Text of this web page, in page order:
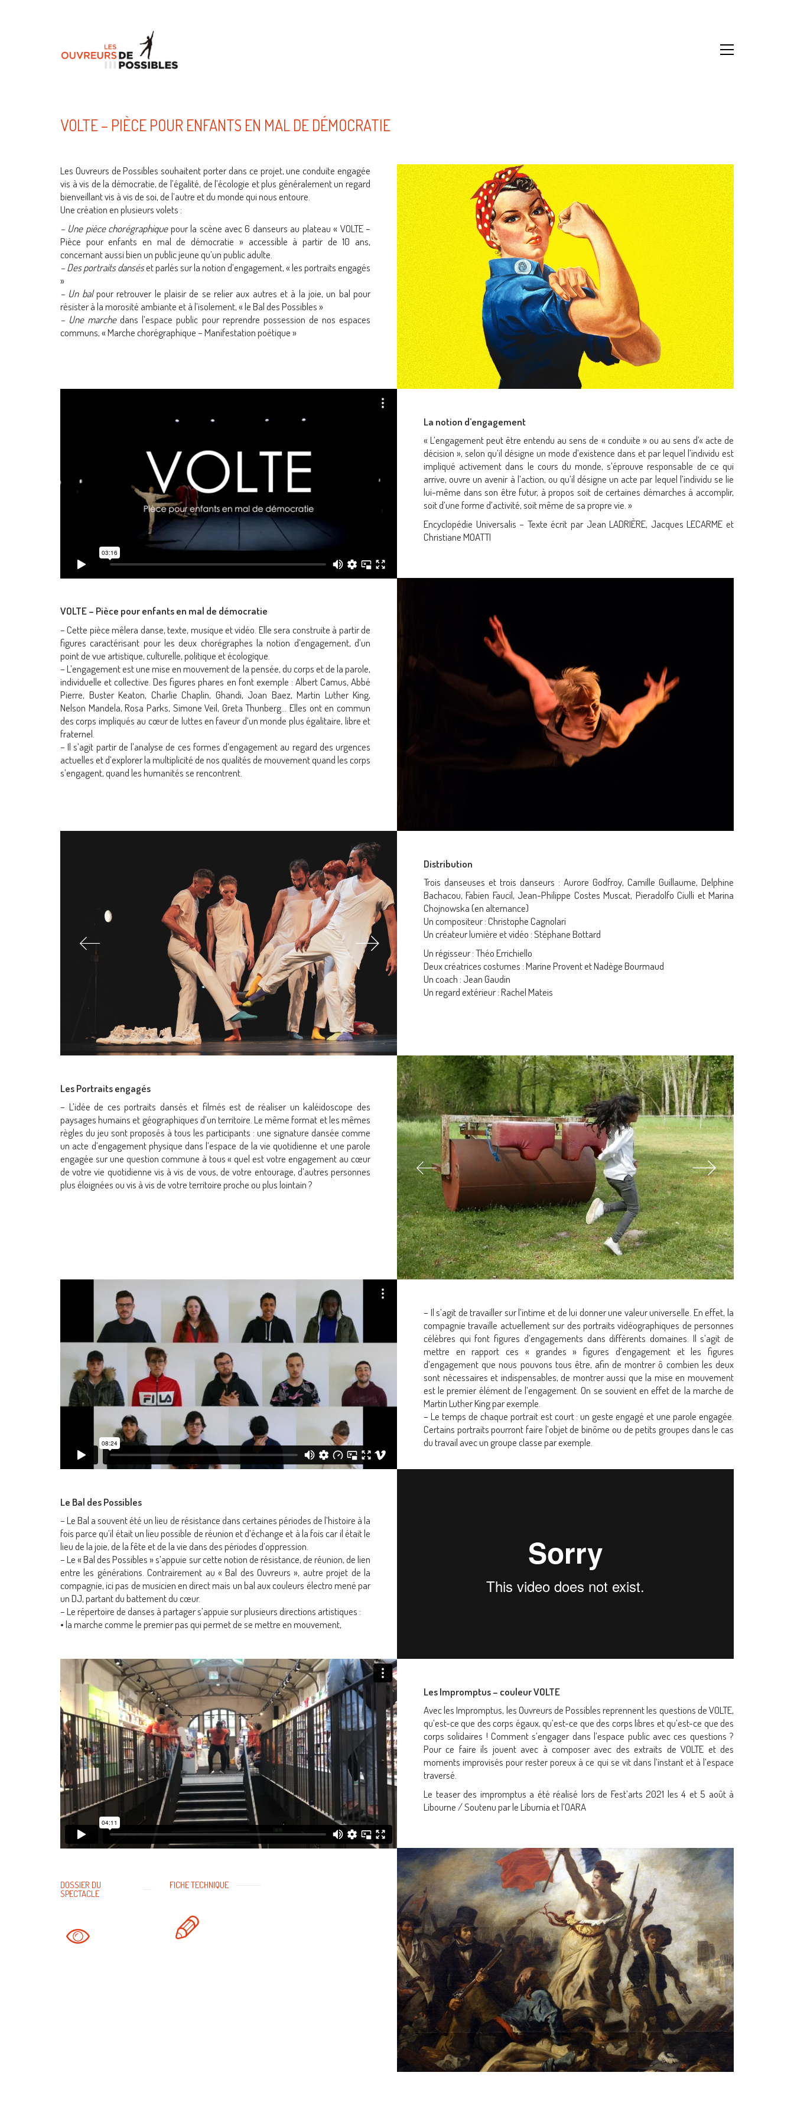
VOLTE – PIÈCE POUR ENFANTS EN MAL DE DÉMOCRATIE
Les Ouvreurs de Possibles souhaitent porter dans ce projet, une conduite engagée
vis à vis de la démocratie, de l’égalité, de l’écologie et plus généralement un regard
bienveillant vis à vis de soi, de l’autre et du monde qui nous entoure.
Une création en plusieurs volets :
– Une pièce chorégraphiquepour la scène avec 6 danseurs au plateau « VOLTE –
Pièce pour enfants en mal de démocratie » accessible à partir de 10 ans,
concernant aussi bien un public jeune qu’un public adulte.
– Des portraits danséset parlés sur la notion d’engagement, « les portraits engagés
»
– Un balpour retrouver le plaisir de se relier aux autres et à la joie, un bal pour
résister à la morosité ambiante et à l’isolement, « le Bal des Possibles »
– Une marchedans l’espace public pour reprendre possession de nos espaces
communs, « Marche chorégraphique – Manifestation poétique »
La notion d’engagement
« L’engagement peut être entendu au sens de « conduite » ou au sens d’« acte de
décision », selon qu’il désigne un mode d’existence dans et par lequel l’individu est
impliqué activement dans le cours du monde, s’éprouve responsable de ce qui
arrive, ouvre un avenir à l’action, ou qu’il désigne un acte par lequel l’individu se lie
lui-même dans son être futur, à propos soit de certaines démarches à accomplir,
soit d’une forme d’activité, soit même de sa propre vie. »
Encyclopédie Universalis – Texte écrit par Jean LADRIÈRE, Jacques LECARME et
Christiane MOATTI
VOLTE – Pièce pour enfants en mal de démocratie
– Cette pièce mêlera danse, texte, musique et vidéo. Elle sera construite à partir de
figures caractérisant pour les deux chorégraphes la notion d’engagement, d’un
point de vue artistique, culturelle, politique et écologique.
– L’engagement est une mise en mouvement de la pensée, du corps et de la parole,
individuelle et collective. Des figures phares en font exemple : Albert Camus, Abbé
Pierre, Buster Keaton, Charlie Chaplin, Ghandi, Joan Baez, Martin Luther King,
Nelson Mandela, Rosa Parks, Simone Veil, Greta Thunberg… Elles ont en commun
des corps impliqués au cœur de luttes en faveur d’un monde plus égalitaire, libre et
fraternel.
– Il s’agit partir de l’analyse de ces formes d’engagement au regard des urgences
actuelles et d’explorer la multiplicité de nos qualités de mouvement quand les corps
s’engagent, quand les humanités se rencontrent.
Distribution
Trois danseuses et trois danseurs : Aurore Godfroy, Camille Guillaume, Delphine
Bachacou, Fabien Faucil, Jean-Philippe Costes Muscat, Pieradolfo Ciulli et Marina
Chojnowska (en alternance)
Un compositeur : Christophe Cagnolari
Un créateur lumière et vidéo : Stéphane Bottard
Un régisseur : Théo Errichiello
Deux créatrices costumes : Marine Provent et Nadège Bourmaud
Un coach : Jean Gaudin
Un regard extérieur : Rachel Mateis
Les Portraits engagés
– L’idée de ces portraits dansés et filmés est de réaliser un kaléidoscope des
paysages humains et géographiques d’un territoire. Le même format et les mêmes
règles du jeu sont proposés à tous les participants : une signature dansée comme
un acte d’engagement physique dans l’espace de la vie quotidienne et une parole
engagée sur une question commune à tous « quel est votre engagement au cœur
de votre vie quotidienne vis à vis de vous, de votre entourage, d’autres personnes
plus éloignées ou vis à vis de votre territoire proche ou plus lointain ?
– Il s’agit de travailler sur l’intime et de lui donner une valeur universelle. En effet, la
compagnie travaille actuellement sur des portraits vidéographiques de personnes
célèbres qui font figures d’engagements dans différents domaines. Il s’agit de
mettre en rapport ces « grandes » figures d’engagement et les figures
d’engagement que nous pouvons tous être, afin de montrer ô combien les deux
sont nécessaires et indispensables, de montrer aussi que la mise en mouvement
est le premier élément de l’engagement. On se souvient en effet de la marche de
Martin Luther King par exemple.
– Le temps de chaque portrait est court : un geste engagé et une parole engagée.
Certains portraits pourront faire l’objet de binôme ou de petits groupes dans le cas
du travail avec un groupe classe par exemple.
Le Bal des Possibles
– Le Bal a souvent été un lieu de résistance dans certaines périodes de l’histoire à la
fois parce qu’il était un lieu possible de réunion et d’échange et à la fois car il était le
lieu de la joie, de la fête et de la vie dans des périodes d’oppression.
– Le « Bal des Possibles » s’appuie sur cette notion de résistance, de réunion, de lien
entre les générations. Contrairement au « Bal des Ouvreurs », autre projet de la
compagnie, ici pas de musicien en direct mais un bal aux couleurs électro mené par
un DJ, partant du battement du cœur.
– Le répertoire de danses à partager s’appuie sur plusieurs directions artistiques :
• la marche comme le premier pas qui permet de se mettre en mouvement,
• Ces danses, collectives, à deux, ou seul, sont également construites à partir des
notions « égalité, liberté, fraternité ».
– Ce « Bal des Possibles » est aussi le lieu d’exposition des « Portraits engagés ».
Les Impromptus – couleur VOLTE
Avec les Impromptus, les Ouvreurs de Possibles reprennent les questions de VOLTE,
qu’est-ce que des corps égaux, qu’est-ce que des corps libres et qu’est-ce que des
corps solidaires ! Comment s’engager dans l’espace public avec ces questions ?
Pour ce faire ils jouent avec à composer avec des extraits de VOLTE et des
moments improvisés pour rester poreux à ce qui se vit dans l’instant et à l’espace
traversé.
Le teaser des impromptus a été réalisé lors de Fest’arts 2021 les 4 et 5 août à
Libourne / Soutenu par le Liburnia et l’OARA
Jean-Philippe Costes Muscat
Danse
Aurore Godfroy
Camille Guillaume
Fabien Faucil
Marina Chojnowska
Pieradolfo Ciulli
Régis Tsoumbou Bakana
Captation
Louna Costes
Théo Errichiello
DOSSIER DU
SPECTACLE
FICHE TECHNIQUE